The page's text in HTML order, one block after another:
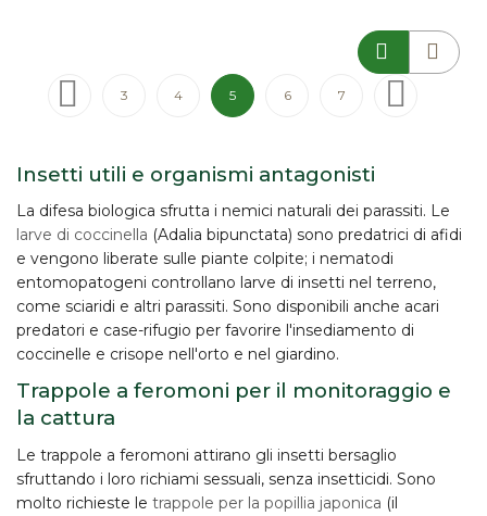
Pagina
Pagina
PrecedentePagina
3 Pagina
4 Attualmente stai leggendo la pagina
5 Pagina
6 Pagina
7
Insetti utili e organismi antagonisti
La difesa biologica sfrutta i nemici naturali dei parassiti. Le
larve di coccinella (Adalia bipunctata) sono predatrici di afidi
e vengono liberate sulle piante colpite; i nematodi
entomopatogeni controllano larve di insetti nel terreno,
come sciaridi e altri parassiti. Sono disponibili anche acari
predatori e case-rifugio per favorire l'insediamento di
coccinelle e crisope nell'orto e nel giardino.
Trappole a feromoni per il monitoraggio e
la cattura
Le trappole a feromoni attirano gli insetti bersaglio
sfruttando i loro richiami sessuali, senza insetticidi. Sono
molto richieste le trappole per la popillia japonica (il